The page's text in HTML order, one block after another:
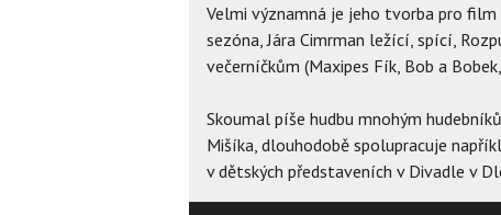
Velmi významná je jeho tvorba pro film
sezóna, Jára Cimrman ležící, spící,
večerníčkům (Maxipes Fík, Bob a
Skoumal píše hudbu mnohým
Mišíka, dlouhodobě spolupracuje
v dětských představeních v Divadle v